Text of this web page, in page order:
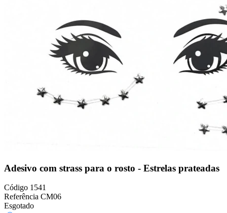
Adesivo com strass para o rosto - Estrelas prateadas
Código 1541
Referência CM06
Esgotado